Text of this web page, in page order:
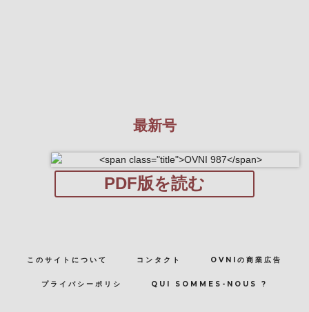
最新号
PDF版を読む
このサイトについて コンタクト OVNIの商業広告
プライバシーポリシ QUI SOMMES-NOUS ?